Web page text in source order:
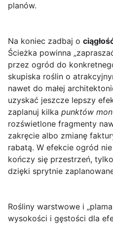
planów.
Na koniec zadbaj o
Ścieżka powinna
przez ogród do
skupiska roślin o
nawet do małej
uzyskać jeszcze lepszy
zaplanuj kilka punktów
rozświetlone fragmenty
zakręcie albo zmianę
rabatą. W efekcie ogród
kończy się przestrzeń,
dzięki sprytnie
Rośliny warstwowe i
wysokości i gęstości dla